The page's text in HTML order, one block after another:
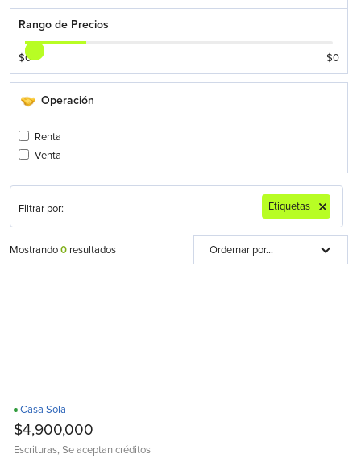
Rango de Precios
$0 $0
Operación
Renta
Venta
Filtrar por: Etiquetas
Mostrando0 resultados Ordernar por...
Recamara en PB
Casa Sola
$4,900,000
Escrituras,Se aceptan créditos